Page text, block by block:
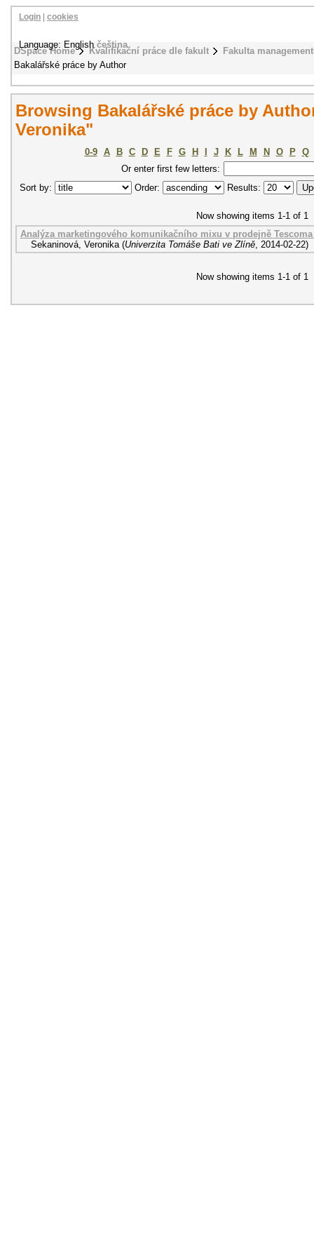
DSpace Home Kvalifikační práce dle fakult
Fakulta
Bakalářské práce by Author
Login cookies
Language: Englishčeština
Browsing Bakalářské práce by
Veronika"
0-9 A B C D E F G H J K L M N O P
Q
Or enter first few letters:
Sort by:
Order: Results:
Now showing items 1-1 of 1
Analýza marketingového komunikačního mixu v prodejně
Sekaninová, Veronika (Univerzita Tomáše Bati ve Zlíně, 2014-02-22)
Now showing items 1-1 of 1